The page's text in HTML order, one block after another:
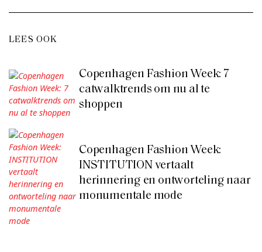
LEES OOK
Copenhagen Fashion Week: 7
catwalktrends om nu al te
shoppen
Copenhagen Fashion Week:
INSTITUTION vertaalt
herinnering en ontworteling naar
monumentale mode